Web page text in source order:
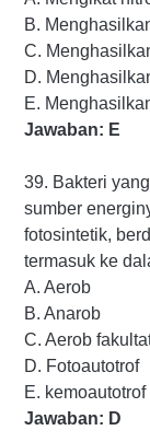
B.
C.
D.
E.
Jawaban: E
39. Bakteri
sumber
fotosintetik,
termasuk ke
A. Aerob
B. Anarob
C. Aerob
D. Fotoautotrof
E. kemoautotrof
Jawaban: D